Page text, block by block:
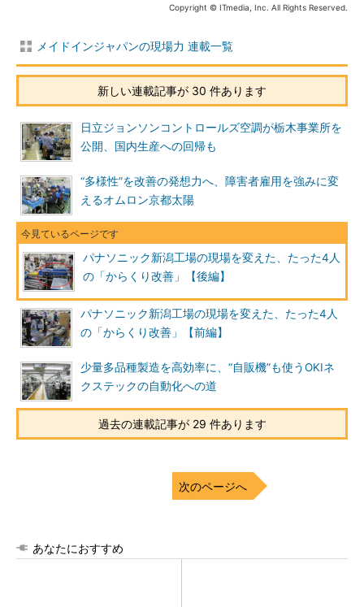
Copyright © ITmedia, Inc. All Rights Reserved.
メイドインジャパンの現場力 連載一覧
新しい連載記事が 30 件あります
日立ジョンソンコントロールズ空調が栃木事業所を
公開、国内生産への回帰も
“多様性”を改善の発想力へ、障害者雇用を強みに変
えるオムロン京都太陽
パナソニック新潟工場の現場を変えた、たった4人
の「からくり改善」【後編】
パナソニック新潟工場の現場を変えた、たった4人
の「からくり改善」【前編】
少量多品種製造を高効率に、“自販機”も使うOKIネ
クステックの自動化への道
過去の連載記事が 29 件あります
次のページへ
あなたにおすすめ